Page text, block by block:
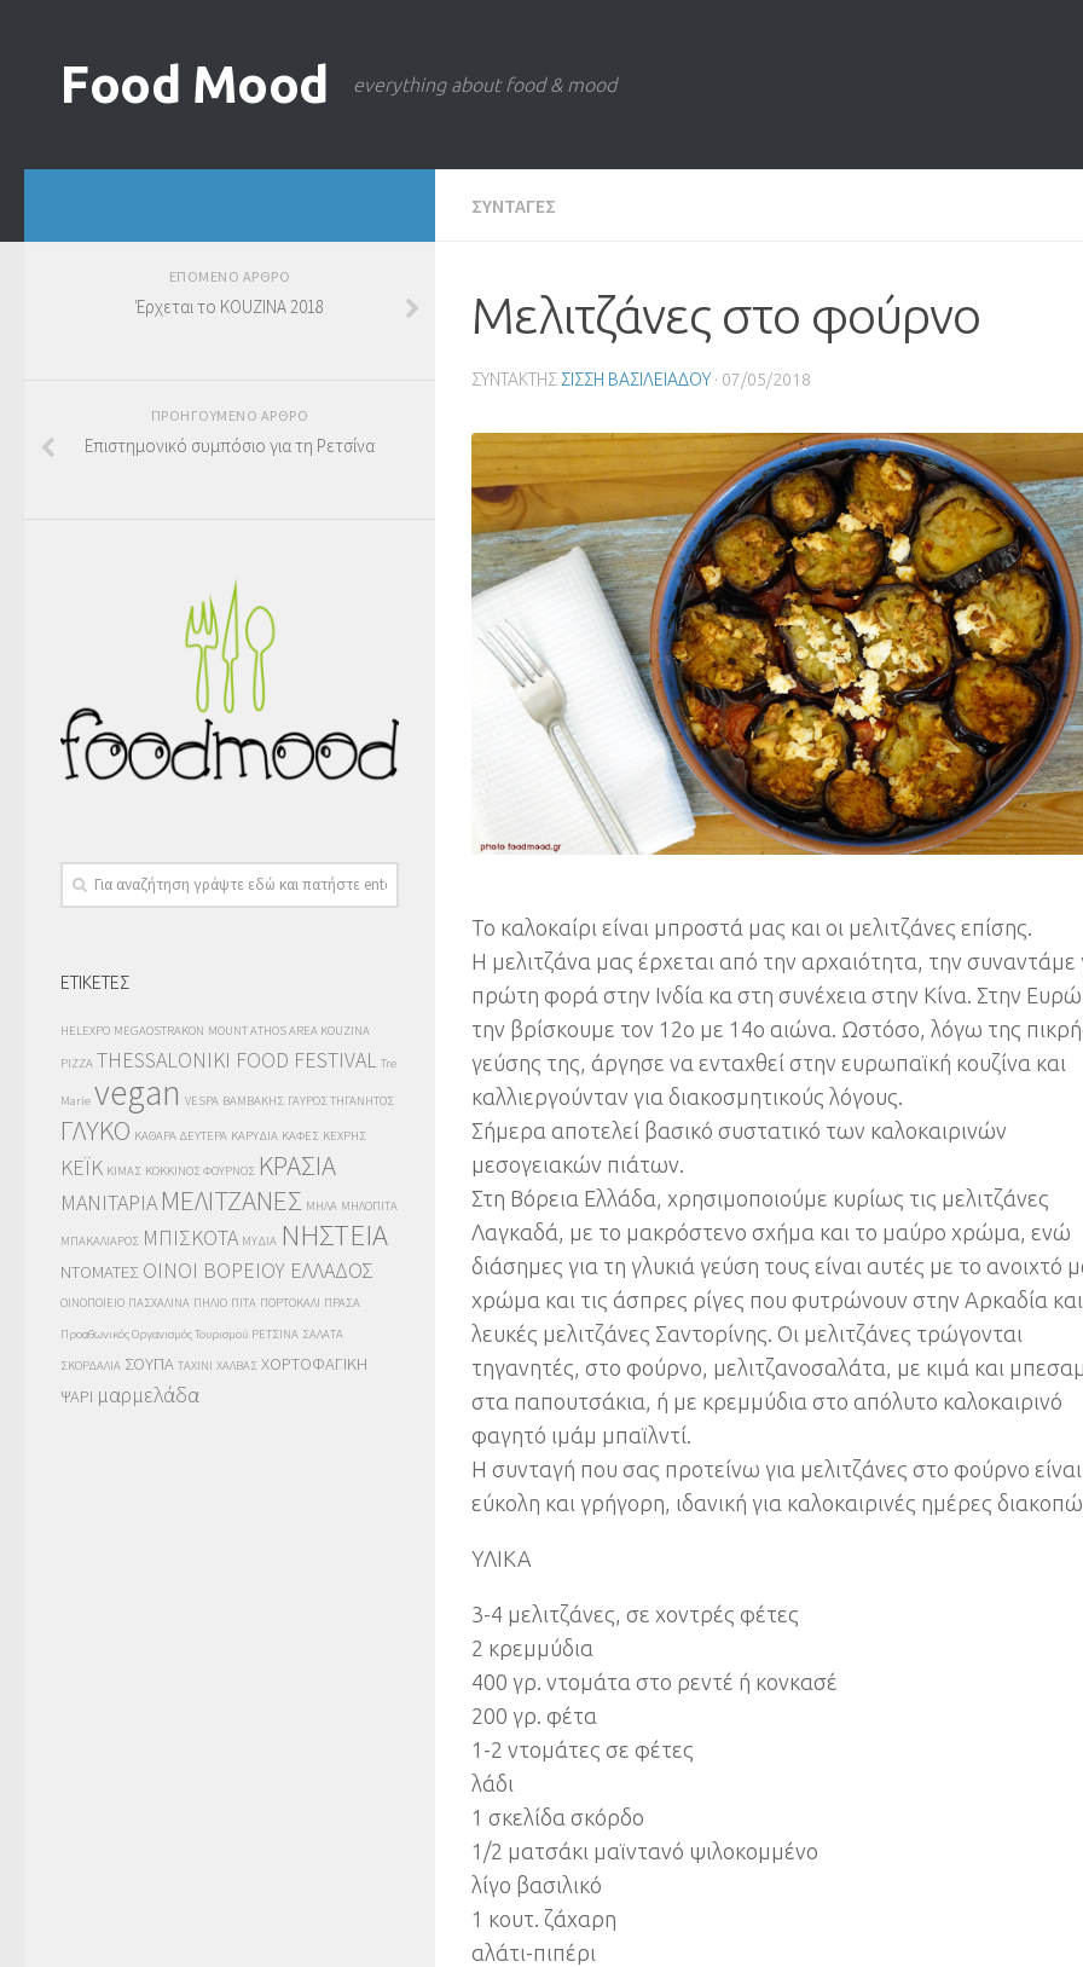
Food Mood everything about food & mood
ΣΥΝΤΑΓΕΣ
Μελιτζάνες στο φούρνο
ΣΥΝΤΑΚΤΗΣ ΣΙΣΣΗ ΒΑΣΙΛΕΙΑΔΟΥ · 07/05/2018
Το καλοκαίρι είναι μπροστά μας και οι μελιτζάνες επίσης.
Η μελιτζάνα μας έρχεται από την αρχαιότητα, την συναντάμε
πρώτη φορά στην Ινδία κα στη συνέχεια στην Κίνα. Στην
την βρίσκουμε τον 12ο με 14ο αιώνα. Ωστόσο, λόγω της
γεύσης της, άργησε να ενταχθεί στην ευρωπαϊκή κουζίνα και
καλλιεργούνταν για διακοσμητικούς λόγους.
Σήμερα αποτελεί βασικό συστατικό των καλοκαιρινών
μεσογειακών πιάτων.
Στη Βόρεια Ελλάδα, χρησιμοποιούμε κυρίως τις μελιτζάνες
Λαγκαδά, με το μακρόστενο σχήμα και το μαύρο χρώμα, ενώ
διάσημες για τη γλυκιά γεύση τους είναι αυτές με το ανοιχτό
χρώμα και τις άσπρες ρίγες που φυτρώνουν στην Αρκαδία και
λευκές μελιτζάνες Σαντορίνης. Οι μελιτζάνες τρώγονται
τηγανητές, στο φούρνο, μελιτζανοσαλάτα, με κιμά και
στα παπουτσάκια, ή με κρεμμύδια στο απόλυτο καλοκαιρινό
φαγητό ιμάμ μπαϊλντί.
Η συνταγή που σας προτείνω για μελιτζάνες στο φούρνο είναι
εύκολη και γρήγορη, ιδανική για καλοκαιρινές ημέρες
ΥΛΙΚΑ
3-4 μελιτζάνες, σε χοντρές φέτες
2 κρεμμύδια
400 γρ. ντομάτα στο ρεντέ ή κονκασέ
200 γρ. φέτα
1-2 ντομάτες σε φέτες
λάδι
1 σκελίδα σκόρδο
1/2 ματσάκι μαϊντανό ψιλοκομμένο
λίγο βασιλικό
1 κουτ. ζάχαρη
αλάτι-πιπέρι
ΕΠΟΜΕΝΟ ΑΡΘΡΟ
Έρχεται το KOUZINA 2018
ΠΡΟΗΓΟΥΜΕΝΟ ΑΡΘΡΟ
Επιστημονικό συμπόσιο για τη Ρετσίνα
ΕΤΙΚΕΤΕΣ
HELEXPO MEGAOSTRAKON MOUNT ATHOS AREA KOUZINA
PIZZA THESSALONIKI FOOD FESTIVAL Tre
Marie vegan VESPA ΒΑΜΒΑΚΗΣ ΓΑΥΡΟΣ ΤΗΓΑΝΗΤΟΣ
ΓΛΥΚΟ ΚΑΘΑΡΑ ΔΕΥΤΕΡΑ ΚΑΡΥΔΙΑ ΚΑΦΕΣ ΚΕΧΡΗΣ
ΚΕΪΚ ΚΙΜΑΣ ΚΟΚΚΙΝΟΣ ΦΟΥΡΝΟΣ ΚΡΑΣΙΑ
ΜΑΝΙΤΑΡΙΑ ΜΕΛΙΤΖΑΝΕΣ ΜΗΛΑ ΜΗΛΟΠΙΤΑ
ΜΠΑΚΑΛΙΑΡΟΣ ΜΠΙΣΚΟΤΑ ΜΥΔΙΑ ΝΗΣΤΕΙΑ
ΝΤΟΜΑΤΕΣ ΟΙΝΟΙ ΒΟΡΕΙΟΥ ΕΛΛΑΔΟΣ
ΟΙΝΟΠΟΙΕΙΟ ΠΑΣΧΑΛΙΝΑ ΠΗΛΙΟ ΠΙΤΑ ΠΟΡΤΟΚΑΛΙ ΠΡΑΣΑ
Προαθωνικός Οργανισμός Τουρισμού ΡΕΤΣΙΝΑ ΣΑΛΑΤΑ
ΣΚΟΡΔΑΛΙΑ ΣΟΥΠΑ ΤΑΧΙΝΙ ΧΑΛΒΑΣ ΧΟΡΤΟΦΑΓΙΚΗ
ΨΑΡΙ μαρμελάδα